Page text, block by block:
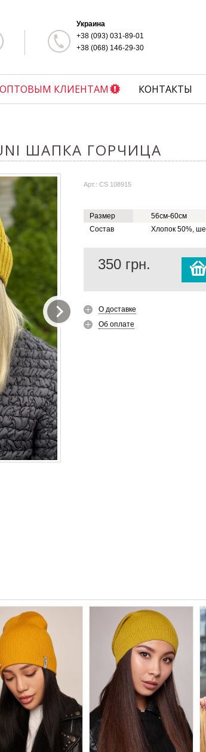
Украина
+38 (093) 031-89-01
+38 (068) 146-29-30
ОПТОВЫМ КЛИЕНТАМ КОНТАКТЫ
UNI ШАПКА ГОРЧИЦА
Арт.: CS 108915
Размер
56см-60см
Состав
Хлопок 50%,
350 грн.
О доставке
Об оплате